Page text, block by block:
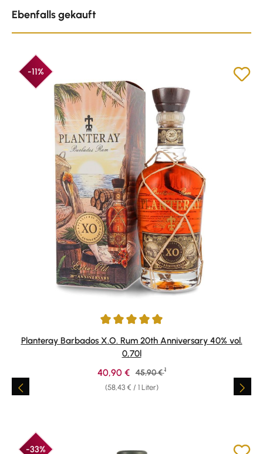
Ebenfalls gekauft
-11%
Durchschnittliche Bewertung von 4.91 von 5 Sternen
Planteray Barbados X.O. Rum 20th Anniversary 40% vol.
0,70l
(58,43 € / 1 Liter)
Verkaufspreis:
40,90 € Regulärer Preis:
45,90 € 1
-33%